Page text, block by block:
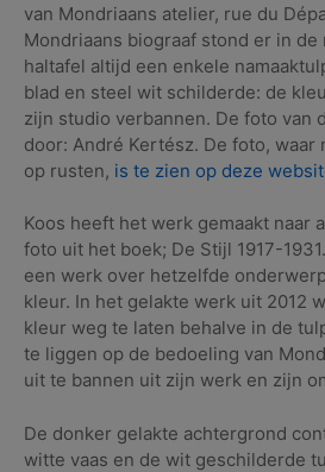
van Mondriaans atelier, rue du
Mondriaans biograaf stond er in de
haltafel altijd een enkele
blad en steel wit schilderde: de
zijn studio verbannen. De foto van
door: André Kertész. De foto, waar
op rusten, is te zien op deze
Koos heeft het werk gemaakt naar
foto uit het boek; De Stijl 1917-
een werk over hetzelfde
kleur. In het gelakte werk uit 2012
kleur weg te laten behalve in de
te liggen op de bedoeling van
uit te bannen uit zijn werk en zijn
De donker gelakte achtergrond
witte vaas en de wit geschilderde